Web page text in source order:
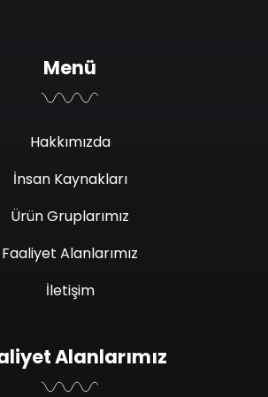
Menü
Hakkımızda
İnsan Kaynakları
Ürün Gruplarımız
Faaliyet Alanlarımız
İletişim
Alanlarımız